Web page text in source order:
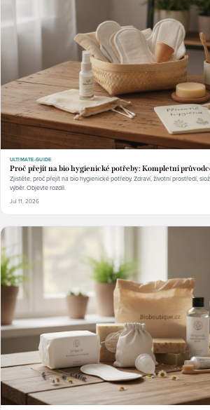
ULTIMATE-GUIDE
Proč přejít na bio hygienické potřeby: Kompletní
Zjistěte, proč přejít na bio hygienické potřeby. Zdraví, životní prostředí,
výběr. Objevte rozdíl.
Jul 11, 2026